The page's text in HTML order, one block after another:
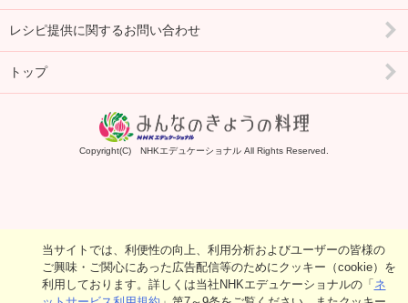
レシピ提供に関するお問い合わせ
トップ
Copyright(C) NHKエデュケーショナル All Rights Reserved.
当サイトでは、利便性の向上、利用分析およびユーザーの皆様の
ご興味・ご関心にあった広告配信等のためにクッキー（cookie）を
利用しております。詳しくは当社NHKエデュケーショナルの「 ネ